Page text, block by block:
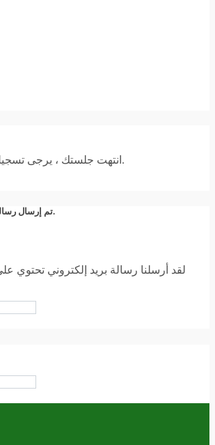
انتهت جلستك ، يرجى تسجيل الدخول مرة أخرى.
تم إرسال رسالة تأكيد بالبريد الإلكتروني.
لقد أرسلنا رسالة بريد إلكتروني تحتوي